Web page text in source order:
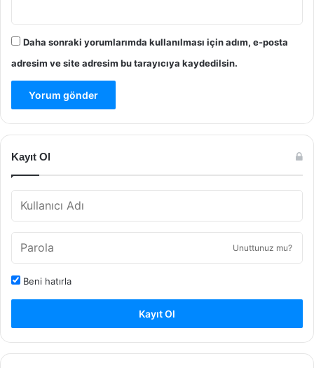
Daha sonraki yorumlarımda kullanılması için adım, e-posta
adresim ve site adresim bu tarayıcıya kaydedilsin.
Kayıt Ol
Unuttunuz mu?
Beni hatırla
Kayıt Ol